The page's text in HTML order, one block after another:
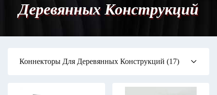
Деревянных Конструкций
Коннекторы Для Деревянных Конструкций (17)